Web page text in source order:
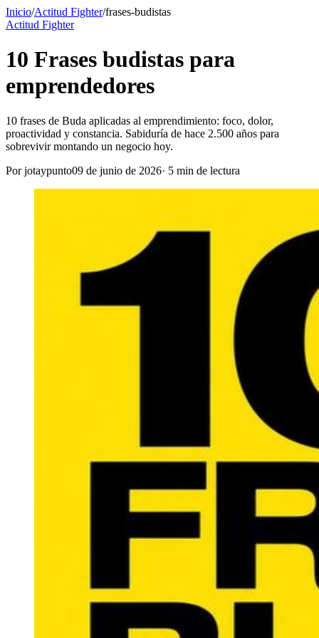
Inicio/Actitud Fighter/frases-budistas
Actitud Fighter
10 Frases budistas para
emprendedores
10 frases de Buda aplicadas al emprendimiento: foco, dolor,
proactividad y constancia. Sabiduría de hace 2.500 años para
sobrevivir montando un negocio hoy.
Porjotaypunto09 de junio de 2026· 5 min de lectura